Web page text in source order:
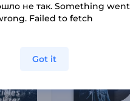
Промо альбома: Минимализм
не так. Something went
Failed to fetch
Got it